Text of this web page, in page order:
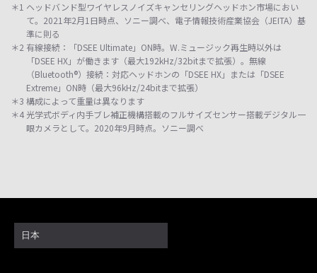
＊1 ヘッドバンド型ワイヤレスノイズキャンセリングヘッドホン市場におい
て。2021年2月1日時点、ソニー調べ、電子情報技術産業協会（JEITA）基
準に則る
＊2 有線接続：「DSEE Ultimate」ON時。W.ミュージック再生時以外は
「DSEE HX」が働きます（最大192kHz/32bitまで拡張）。無線
（Bluetooth®）接続：対応ヘッドホンの「DSEE HX」または「DSEE
Extreme」ON時（最大96kHz/24bitまで拡張）
＊3 構成によって重量は異なります
＊4 光学式ボディ内手ブレ補正機構搭載のフルサイズセンサー搭載デジタル一
眼カメラとして。2020年9月時点。ソニー調べ
日本